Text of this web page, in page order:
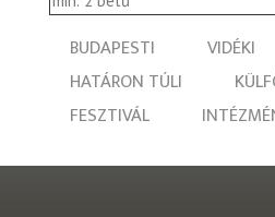
BUDAPESTI VIDÉKI
HATÁRON TÚLI
FESZTIVÁL